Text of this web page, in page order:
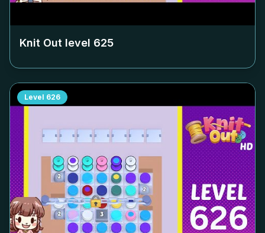
Knit Out level 625
Level 626